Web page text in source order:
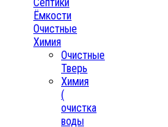
Ёмкости
Очистные
Химия
Очистные
Тверь
Химия
(
очистка
воды